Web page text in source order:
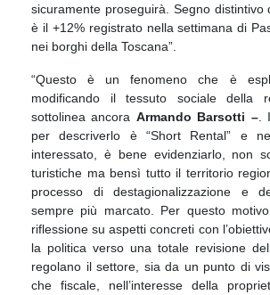
sicuramente proseguirà. Segno distintivo
è il +12% registrato nella settimana di
nei borghi della Toscana”.
“Questo è un fenomeno che è
modificando il tessuto sociale della
sottolinea ancora Armando Barsotti –.
per descriverlo è “Short Rental” e
interessato, è bene evidenziarlo, non
turistiche ma bensì tutto il territorio
processo di destagionalizzazione e
sempre più marcato. Per questo
riflessione su aspetti concreti con
la politica verso una totale revisione
regolano il settore, sia da un punto di
che fiscale, nell’interesse della